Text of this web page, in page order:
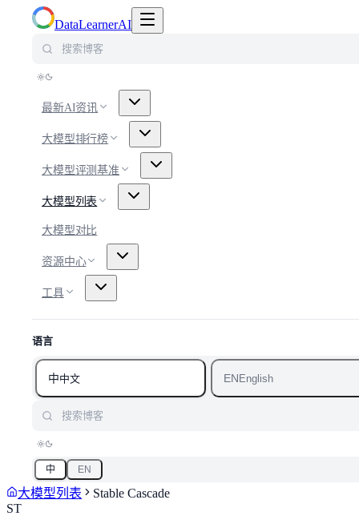
DataLearnerAI
最新AI资讯
大模型排行榜
大模型评测基准
大模型列表
大模型对比
资源中心
工具
语言
中中文 ENEnglish
中 EN
大模型列表
Stable Cascade
ST